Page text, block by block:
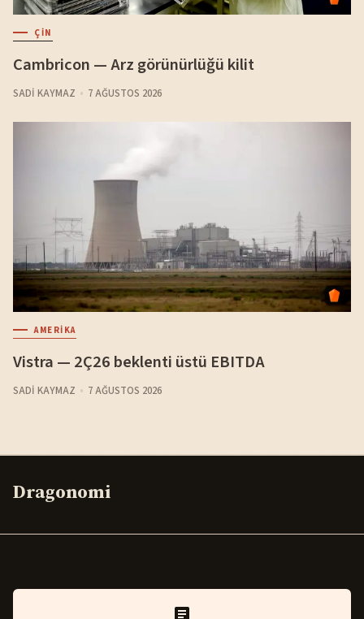
ÇIN
Cambricon — Arz görünürlüğü kilit
SADI KAYMAZ 7 AĞUSTOS 2026
AMERIKA
Vistra — 2Ç26 beklenti üstü EBITDA
SADI KAYMAZ 7 AĞUSTOS 2026
Dragonomi